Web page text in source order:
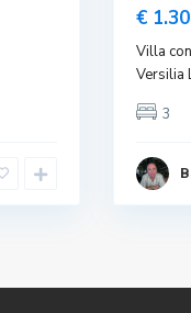
€
Villa
Versilia
3